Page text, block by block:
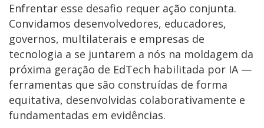
Enfrentar esse desafio requer ação conjunta.
Convidamos desenvolvedores, educadores,
governos, multilaterais e empresas de
tecnologia a se juntarem a nós na moldagem da
próxima geração de EdTech habilitada por IA —
ferramentas que são construídas de forma
equitativa, desenvolvidas colaborativamente e
fundamentadas em evidências.